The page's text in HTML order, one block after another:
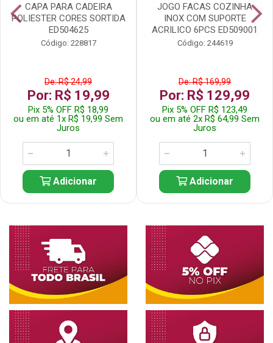
CAPA PARA CADEIRA
POLIESTER CORES SORTIDA
ED504625
Código: 228817
De: R$ 24,99
Por: R$ 19,99
Pix 5% OFF R$ 18,99
ou em até 1x R$ 19,99 Sem
Juros
Adicionar
JOGO FACAS COZINHA
INOX COM SUPORTE
ACRILICO 6PCS ED509001
Código: 244619
De: R$ 169,99
Por: R$ 129,99
Pix 5% OFF R$ 123,49
ou em até 2x R$ 64,99 Sem
Juros
Adicionar